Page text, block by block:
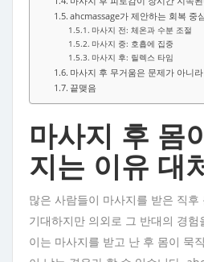
ahcmassage가 제안하는 회복 중
마사지 전: 체온과 수분 조절
마사지 중: 호흡에 집중
마사지 후: 릴렉스 타임
마사지 후 무거움은 문제가 아니
끝맺음
마사지 후 몸
지는 이유 대
많은 사람들이 마사지를 받은 직
기대하지만 의외로 그 반대의 경험
이는 마사지를 받고 난 후 몸이 묵